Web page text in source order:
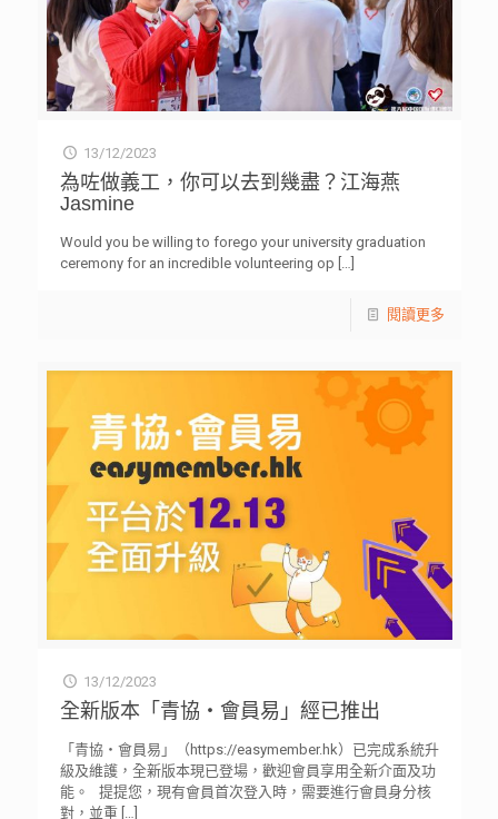
13/12/2023
為咗做義工，你可以去到幾盡？江海燕
Jasmine
Would you be willing to forego your university graduation
ceremony for an incredible volunteering op […]
閱讀更多
13/12/2023
全新版本「青協・會員易」經已推出
「青協・會員易」（https://easymember.hk）已完成系統升
級及維護，全新版本現已登場，歡迎會員享用全新介面及功
能。 提提您，現有會員首次登入時，需要進行會員身分核
對，並重[…]